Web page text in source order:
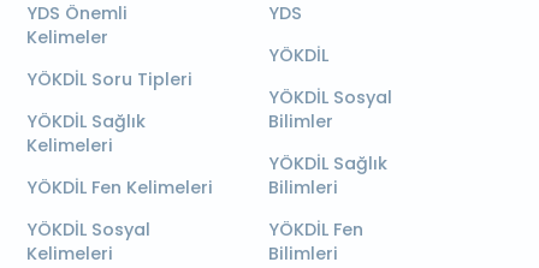
YDS Önemli
Kelimeler
YÖKDİL Soru Tipleri
YÖKDİL Sağlık
Kelimeleri
YÖKDİL Fen Kelimeleri
YÖKDİL Sosyal
Kelimeleri
YDS
YÖKDİL
YÖKDİL Sosyal
Bilimler
YÖKDİL Sağlık
Bilimleri
YÖKDİL Fen
Bilimleri